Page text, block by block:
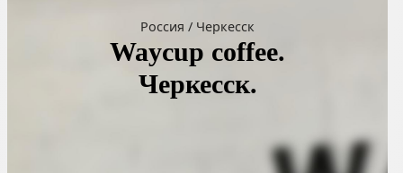
Россия/ Черкесск
Waycup coffee.
Черкесск.